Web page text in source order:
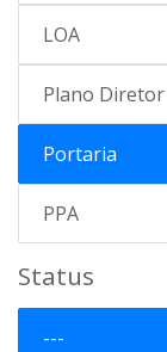
LOA
Plano Diretor
Portaria
PPA
Status
---